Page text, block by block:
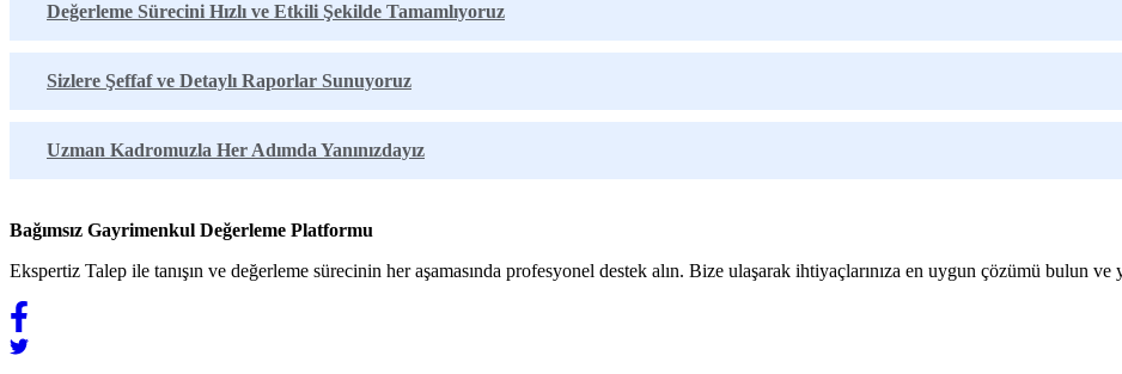
Değerleme Sürecini Hızlı ve Etkili Şekilde Tamamlıyoruz
Sizlere Şeffaf ve Detaylı Raporlar Sunuyoruz
Uzman Kadromuzla Her Adımda Yanınızdayız
Bağımsız Gayrimenkul Değerleme Platformu
Ekspertiz Talep ile tanışın ve değerleme sürecinin her aşamasında profesyonel destek alın. Bize ulaşarak ihtiyaçlarınıza en uygun çözümü bulun ve